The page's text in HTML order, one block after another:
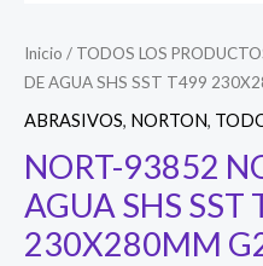
Inicio / TODOS LOS
DE AGUA SHS SST T499
ABRASIVOS, NORTON,
NORT-93852
AGUA SHS SST
230X280MM